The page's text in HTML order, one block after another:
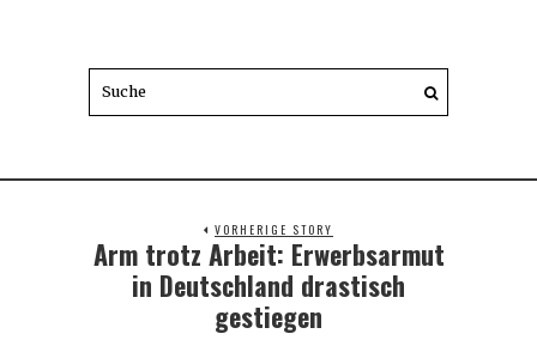
VORHERIGE STORY
Previous
post:
Arm trotz Arbeit: Erwerbsarmut
in Deutschland drastisch
gestiegen